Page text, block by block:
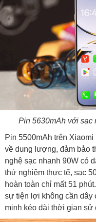
Pin 5630mAh với sạc
Pin 5500mAh trên
về dung lượng, đảm bảo
nghệ sạc nhanh 90W có
thử nghiệm thực tế, sạc
hoàn toàn chỉ mất 51
sự tiện lợi không cần dây
minh kéo dài thời gian sử